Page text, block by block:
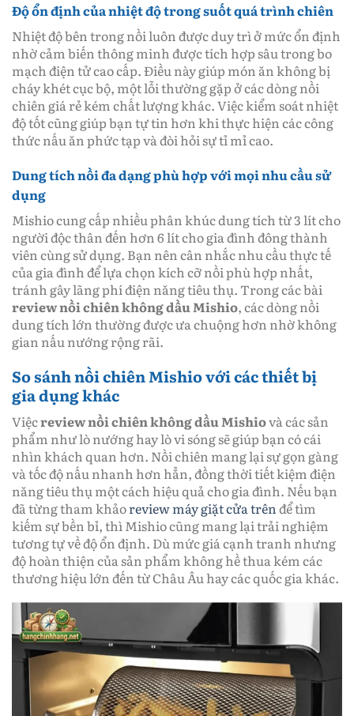
Độ ổn định của nhiệt độ trong suốt quá trình chiên
Nhiệt độ bên trong nồi luôn được duy trì ở mức ổn định
nhờ cảm biến thông minh được tích hợp sâu trong bo
mạch điện tử cao cấp. Điều này giúp món ăn không bị
cháy khét cục bộ, một lỗi thường gặp ở các dòng nồi
chiên giá rẻ kém chất lượng khác. Việc kiểm soát nhiệt
độ tốt cũng giúp bạn tự tin hơn khi thực hiện các công
thức nấu ăn phức tạp và đòi hỏi sự tỉ mỉ cao.
Dung tích nồi đa dạng phù hợp với mọi nhu cầu sử
dụng
Mishio cung cấp nhiều phân khúc dung tích từ 3 lít cho
người độc thân đến hơn 6 lít cho gia đình đông thành
viên cùng sử dụng. Bạn nên cân nhắc nhu cầu thực tế
của gia đình để lựa chọn kích cỡ nồi phù hợp nhất,
tránh gây lãng phí điện năng tiêu thụ. Trong các bài
review nồi chiên không dầu Mishio, các dòng nồi
dung tích lớn thường được ưa chuộng hơn nhờ không
gian nấu nướng rộng rãi.
So sánh nồi chiên Mishio với các thiết bị
gia dụng khác
Việcreview nồi chiên không dầu Mishiovà các sản
phẩm như lò nướng hay lò vi sóng sẽ giúp bạn có cái
nhìn khách quan hơn. Nồi chiên mang lại sự gọn gàng
và tốc độ nấu nhanh hơn hẳn, đồng thời tiết kiệm điện
năng tiêu thụ một cách hiệu quả cho gia đình. Nếu bạn
đã từng tham khảoreview máy giặt cửa trên để tìm
kiếm sự bền bỉ, thì Mishio cũng mang lại trải nghiệm
tương tự về độ ổn định. Dù mức giá cạnh tranh nhưng
độ hoàn thiện của sản phẩm không hề thua kém các
thương hiệu lớn đến từ Châu Âu hay các quốc gia khác.